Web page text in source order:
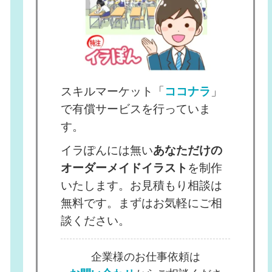
スキルマーケット「ココナラ 」
で有償サービスを行っていま
す。
イラぽんには無いあなただけの
オーダーメイドイラスト を制作
いたします。お見積もり相談は
無料です。まずはお気軽にご相
談ください。
企業様のお仕事依頼は